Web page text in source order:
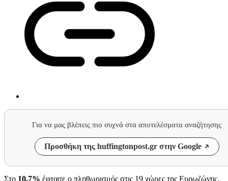
Για να μας βλέπεις πιο συχνά στα αποτελέσματα αναζήτησης
Προσθήκη της huffingtonpost.gr στην Google
Στο 10,7% έφτασε ο πληθωρισμός στις 19 χώρες της Ευρωζώνης,